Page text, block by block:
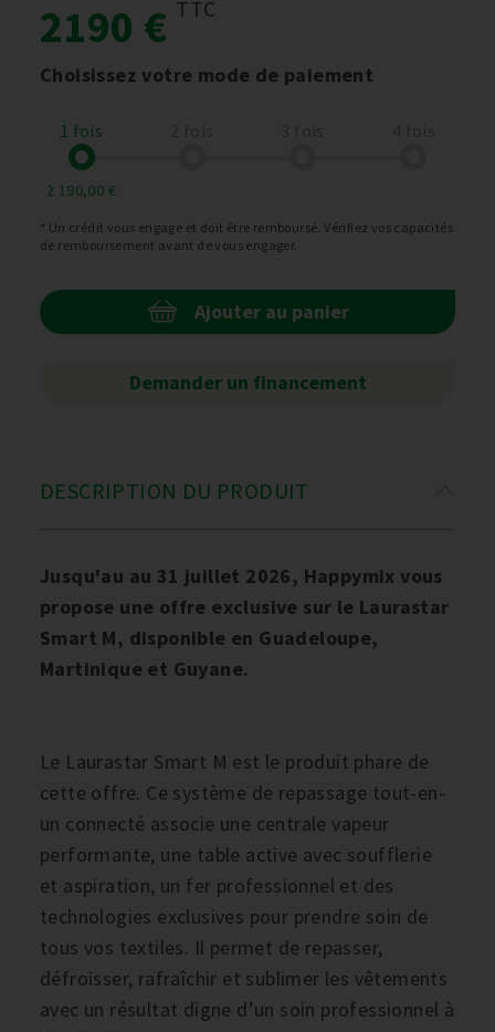
2190 € TTC
Choisissez votre mode de paiement
1 fois
2 190,00 €
* Un crédit vous engage et doit être remboursé. Vérifiez vos capacités
de remboursement avant de vous engager.
Ajouter au panier
Demander un financement
DESCRIPTION DU PRODUIT
Jusqu'au au 31 juillet 2026, Happymix vous
propose une offre exclusive sur le Laurastar
Smart M, disponible en Guadeloupe,
Martinique et Guyane.
Le Laurastar Smart M est le produit phare de
cette offre. Ce système de repassage tout-en-
un connecté associe une centrale vapeur
performante, une table active avec soufflerie
et aspiration, un fer professionnel et des
technologies exclusives pour prendre soin de
tous vos textiles. Il permet de repasser,
défroisser, rafraîchir et sublimer les vêtements
avec un résultat digne d’un soin professionnel à